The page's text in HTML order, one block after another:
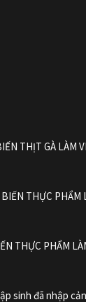
THỊT GÀ LÀM
THỰC PHẨM
THỰC PHẨM
sinh đã nhập